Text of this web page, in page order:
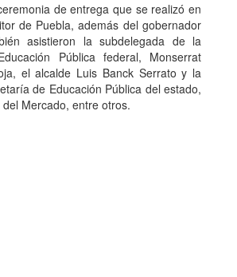
de entrega que se realizó en
de Puebla, además del gobernador
asistieron la subdelegada de la
Pública federal, Monserrat
el alcalde Luis Banck Serrato y la
de Educación Pública del estado,
del Mercado, entre otros.